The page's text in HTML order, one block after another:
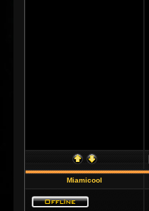
Miamicool